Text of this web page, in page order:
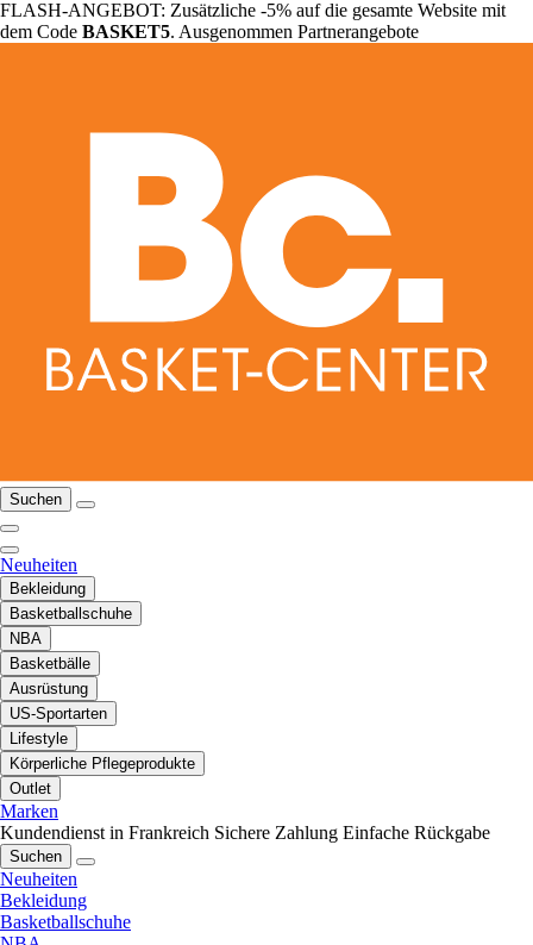
FLASH-ANGEBOT: Zusätzliche -5% auf die gesamte Website mit
dem Code BASKET5. Ausgenommen Partnerangebote
Suchen
Neuheiten
Bekleidung
Basketballschuhe
NBA
Basketbälle
Ausrüstung
US-Sportarten
Lifestyle
Körperliche Pflegeprodukte
Outlet
Marken
Kundendienst in Frankreich Sichere Zahlung Einfache Rückgabe
Suchen
Neuheiten
Bekleidung
Basketballschuhe